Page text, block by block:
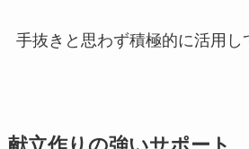
手抜きと思わず積極的に活用し